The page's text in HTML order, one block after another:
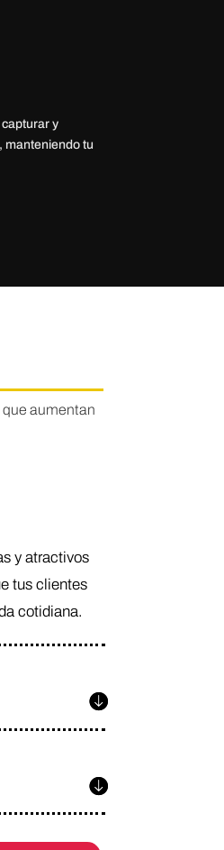
y
manteniendo tu
que aumentan
y atractivos
tus clientes
cotidiana.